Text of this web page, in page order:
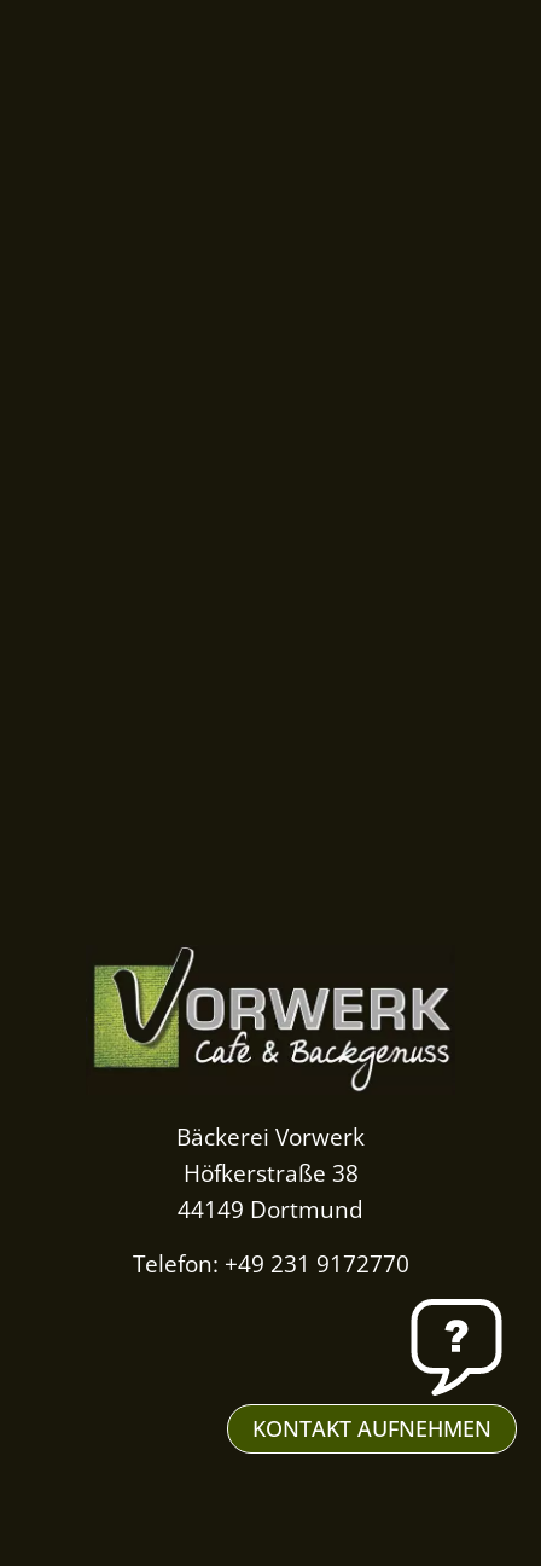
Bäckerei Vorwerk
Höfkerstraße 38
44149 Dortmund
Telefon: +49 231 9172770
KONTAKT AUFNEHMEN